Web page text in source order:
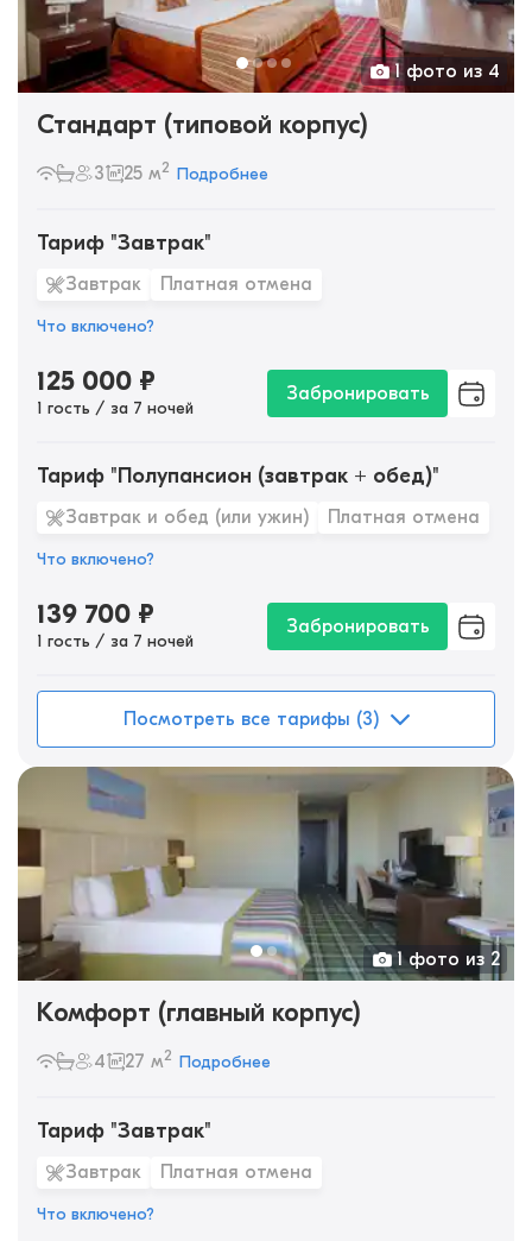
1 фото из 4
Стандарт (типовой корпус)
3 25 м2 Подробнее
Тариф "Завтрак"
Завтрак Платная отмена
Что включено?
125 000 ₽
1 гость / за 7 ночей
Забронировать
Тариф "Полупансион (завтрак + обед)"
Завтрак и обед (или ужин) Платная отмена
Что включено?
139 700 ₽
1 гость / за 7 ночей
Забронировать
Посмотреть все тарифы (3)
1 фото из 2
Комфорт (главный корпус)
4 27 м2 Подробнее
Тариф "Завтрак"
Завтрак Платная отмена
Что включено?